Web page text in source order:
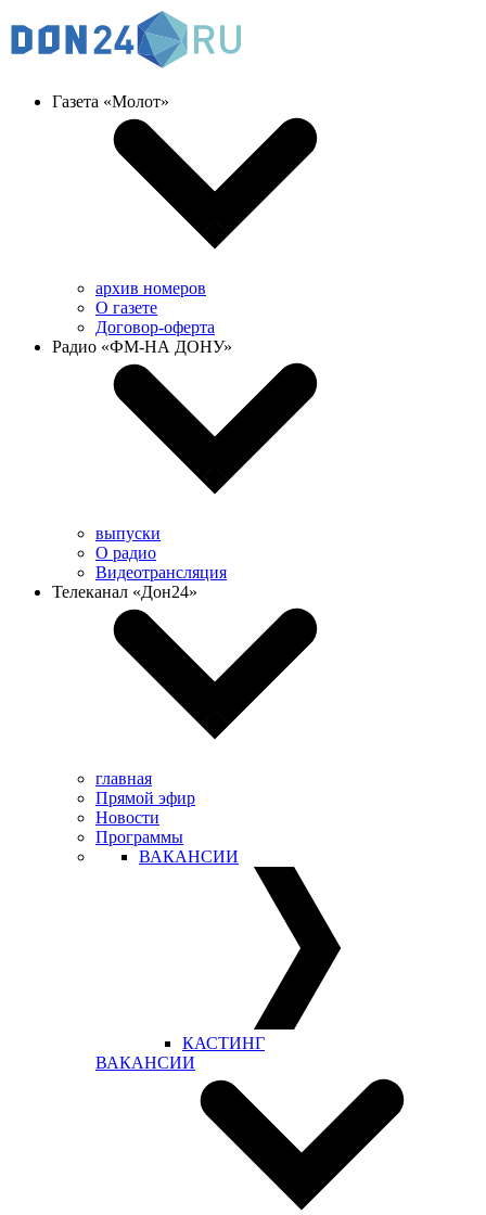
Газета «Молот»
архив номеров
О газете
Договор-оферта
Радио «ФМ-НА ДОНУ»
выпуски
О радио
Видеотрансляция
Телеканал «Дон24»
главная
Прямой эфир
Новости
Программы
ВАКАНСИИ
КАСТИНГ
ВАКАНСИИ